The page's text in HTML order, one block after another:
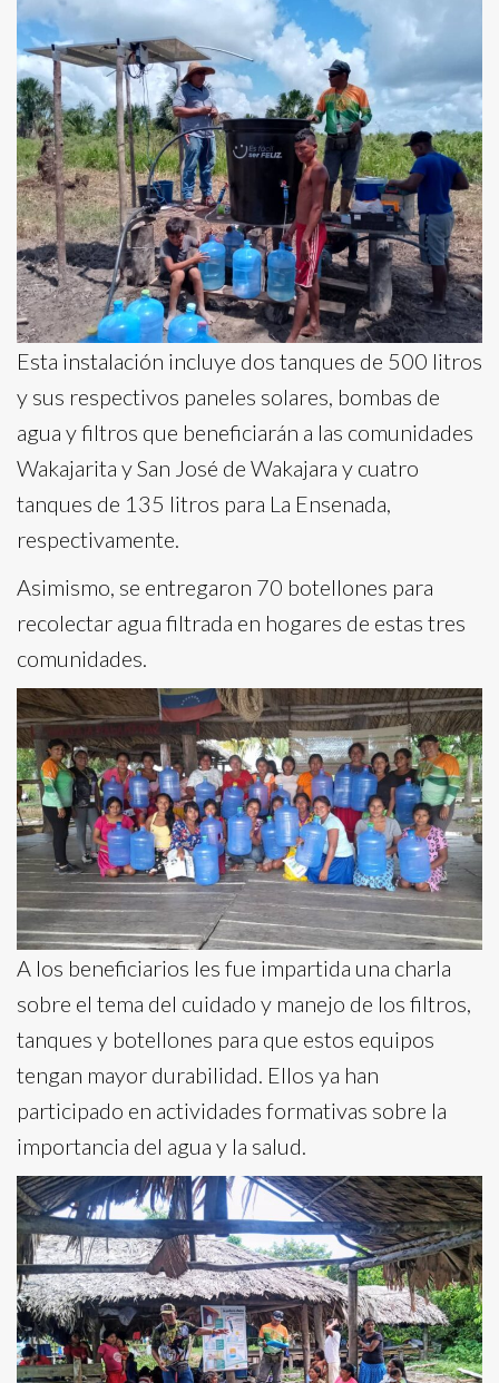
Esta instalación incluye dos tanques de 500 litros
y sus respectivos paneles solares, bombas de
agua y filtros que beneficiarán a las comunidades
Wakajarita y San José de Wakajara y cuatro
tanques de 135 litros para La Ensenada,
respectivamente.
Asimismo, se entregaron 70 botellones para
recolectar agua filtrada en hogares de estas tres
comunidades.
A los beneficiarios les fue impartida una charla
sobre el tema del cuidado y manejo de los filtros,
tanques y botellones para que estos equipos
tengan mayor durabilidad. Ellos ya han
participado en actividades formativas sobre la
importancia del agua y la salud.